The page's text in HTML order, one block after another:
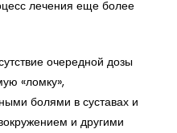
лечения еще более
очередной дозы
«ломку»,
болями в суставах и
и другими